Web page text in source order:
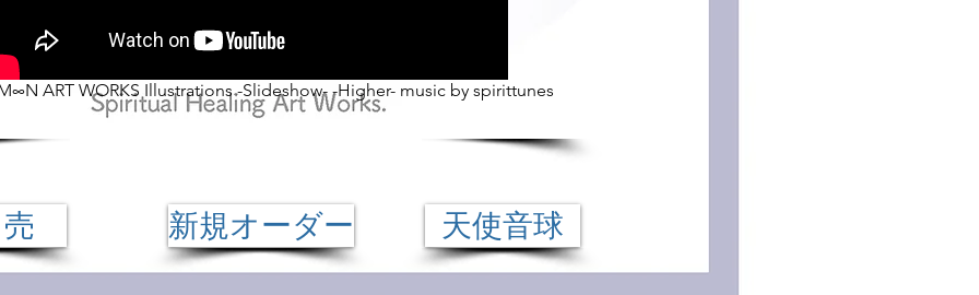
ART WORKS Illustrations -Slideshow- -Higher- music by spirittunes
新規オーダー 天使音球